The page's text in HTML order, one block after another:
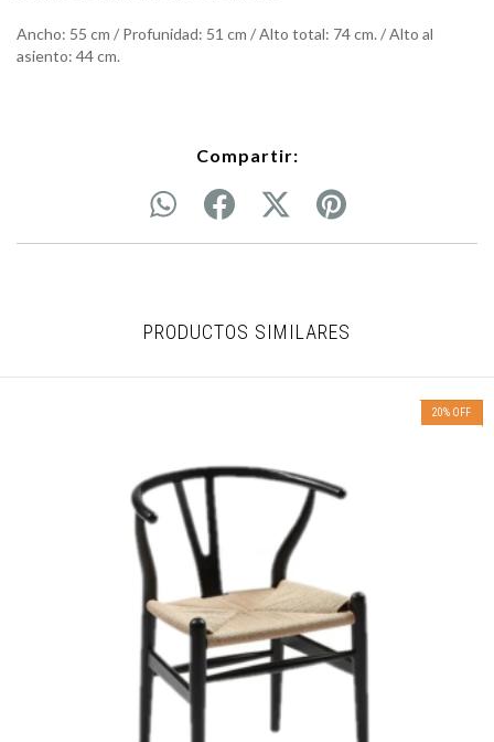
Ancho: 55 cm / Profunidad: 51 cm / Alto total: 74 cm. / Alto al
asiento: 44 cm.
Compartir:
PRODUCTOS SIMILARES
20% OFF